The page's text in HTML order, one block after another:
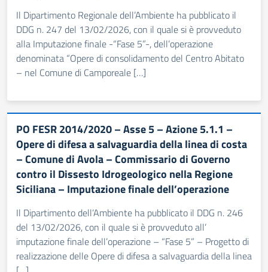
Il Dipartimento Regionale dell’Ambiente ha pubblicato il
DDG n. 247 del 13/02/2026, con il quale si è provveduto
alla Imputazione finale -“Fase 5”-, dell’operazione
denominata “Opere di consolidamento del Centro Abitato
– nel Comune di Camporeale […]
PO FESR 2014/2020 – Asse 5 – Azione 5.1.1 –
Opere di difesa a salvaguardia della linea di costa
– Comune di Avola – Commissario di Governo
contro il Dissesto Idrogeologico nella Regione
Siciliana – Imputazione finale dell’operazione
Il Dipartimento dell’Ambiente ha pubblicato il DDG n. 246
del 13/02/2026, con il quale si è provveduto all’
imputazione finale dell’operazione – “Fase 5” – Progetto di
realizzazione delle Opere di difesa a salvaguardia della linea